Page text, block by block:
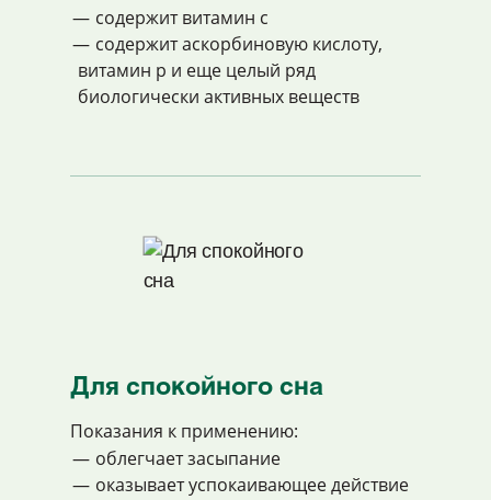
содержит витамин с
содержит аскорбиновую кислоту,
витамин р и еще целый ряд
биологически активных веществ
Для спокойного сна
Показания к применению:
облегчает засыпание
оказывает успокаивающее действие